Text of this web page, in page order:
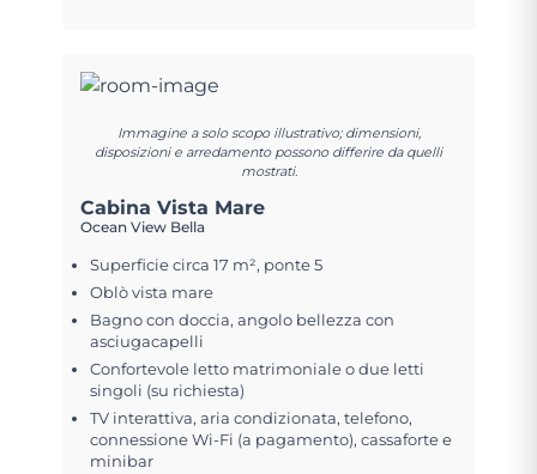
Immagine a solo scopo illustrativo; dimensioni,
disposizioni e arredamento possono differire da quelli
mostrati.
Cabina Vista Mare
Ocean View Bella
Superficie circa 17 m², ponte 5
Oblò vista mare
Bagno con doccia, angolo bellezza con
asciugacapelli
Confortevole letto matrimoniale o due letti
singoli (su richiesta)
TV interattiva, aria condizionata, telefono,
connessione Wi-Fi (a pagamento), cassaforte e
minibar